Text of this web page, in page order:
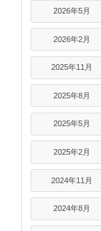
2026年5月
2026年2月
2025年11月
2025年8月
2025年5月
2025年2月
2024年11月
2024年8月